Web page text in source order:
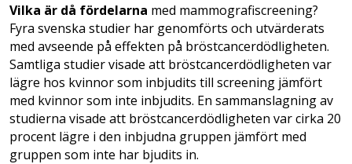
Vilka är då fördelarna med mammografiscreening?
Fyra svenska studier har genomförts och utvärderats
med avseende på effekten på bröstcancerdödlig­heten.
Samtliga studier visade att bröst­cancerdödligheten var
lägre hos kvinnor som inbjudits till screening jämfört
med kvinnor som inte inbjudits. En sammanslagning av
studierna visade att bröstcancerdödligheten var cirka 20
procent lägre i den inbjudna gruppen jämfört med
gruppen som inte har bjudits in.